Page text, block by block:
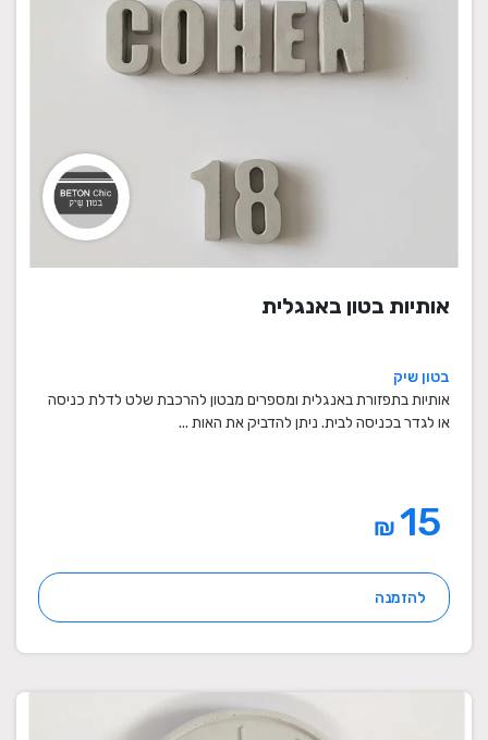
אותיות בטון באנגלית
בטון שיק
אותיות בתפזורת באנגלית ומספרים מבטון להרכבת שלט לדלת כניסה
או לגדר בכניסה לבית. ניתן להדביק את האות ...
₪
להזמנה